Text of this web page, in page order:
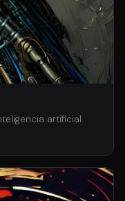
artificial